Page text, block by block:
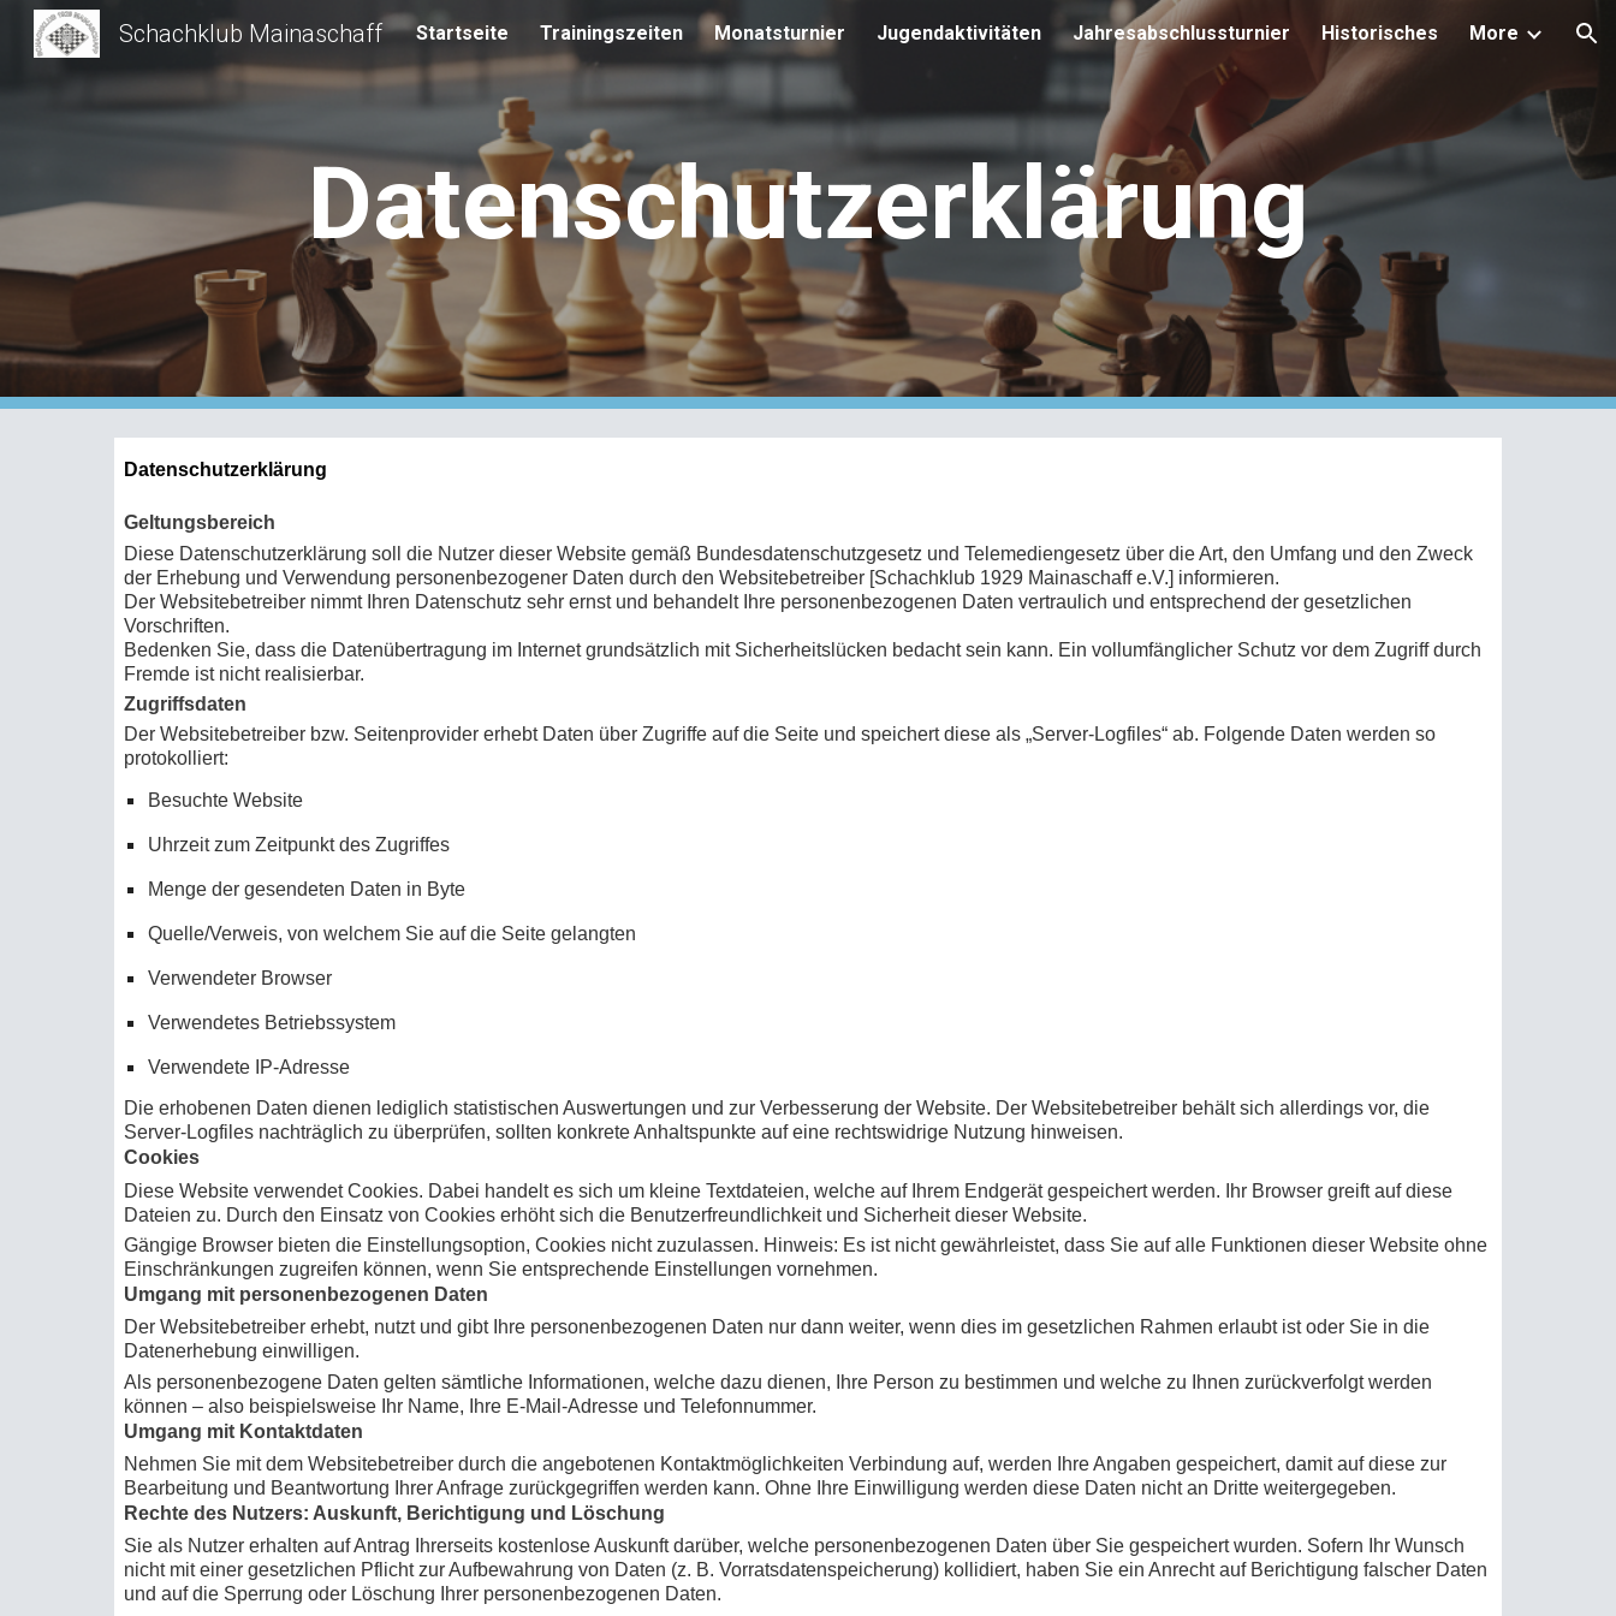
Skip to main content Skip to navigation
Schachklub Mainaschaff Startseite Trainingszeiten Monatsturnier Jugendaktivitäten Jahresabschlussturnier Historisches More
Datenschutzerklärung
Datenschutzerklärung
Geltungsbereich
Diese Datenschutzerklärung soll die Nutzer dieser Website gemäß Bundesdatenschutzgesetz und Telemediengesetz über die Art, den Umfang und den Zweck
der Erhebung und Verwendung personenbezogener Daten durch den Websitebetreiber [Schachklub 1929 Mainaschaff e.V.] informieren.
Der Websitebetreiber nimmt Ihren Datenschutz sehr ernst und behandelt Ihre personenbezogenen Daten vertraulich und entsprechend der gesetzlichen
Vorschriften.
Bedenken Sie, dass die Datenübertragung im Internet grundsätzlich mit Sicherheitslücken bedacht sein kann. Ein vollumfänglicher Schutz vor dem Zugriff durch
Fremde ist nicht realisierbar.
Zugriffsdaten
Der Websitebetreiber bzw. Seitenprovider erhebt Daten über Zugriffe auf die Seite und speichert diese als „Server-Logfiles“ ab. Folgende Daten werden so
protokolliert:
Besuchte Website
Uhrzeit zum Zeitpunkt des Zugriffes
Menge der gesendeten Daten in Byte
Quelle/Verweis, von welchem Sie auf die Seite gelangten
Verwendeter Browser
Verwendetes Betriebssystem
Verwendete IP-Adresse
Die erhobenen Daten dienen lediglich statistischen Auswertungen und zur Verbesserung der Website. Der Websitebetreiber behält sich allerdings vor, die
Server-Logfiles nachträglich zu überprüfen, sollten konkrete Anhaltspunkte auf eine rechtswidrige Nutzung hinweisen.
Cookies
Diese Website verwendet Cookies. Dabei handelt es sich um kleine Textdateien, welche auf Ihrem Endgerät gespeichert werden. Ihr Browser greift auf diese
Dateien zu. Durch den Einsatz von Cookies erhöht sich die Benutzerfreundlichkeit und Sicherheit dieser Website.
Gängige Browser bieten die Einstellungsoption, Cookies nicht zuzulassen. Hinweis: Es ist nicht gewährleistet, dass Sie auf alle Funktionen dieser Website ohne
Einschränkungen zugreifen können, wenn Sie entsprechende Einstellungen vornehmen.
Umgang mit personenbezogenen Daten
Der Websitebetreiber erhebt, nutzt und gibt Ihre personenbezogenen Daten nur dann weiter, wenn dies im gesetzlichen Rahmen erlaubt ist oder Sie in die
Datenerhebung einwilligen.
Als personenbezogene Daten gelten sämtliche Informationen, welche dazu dienen, Ihre Person zu bestimmen und welche zu Ihnen zurückverfolgt werden
können – also beispielsweise Ihr Name, Ihre E-Mail-Adresse und Telefonnummer.
Umgang mit Kontaktdaten
Nehmen Sie mit dem Websitebetreiber durch die angebotenen Kontaktmöglichkeiten Verbindung auf, werden Ihre Angaben gespeichert, damit auf diese zur
Bearbeitung und Beantwortung Ihrer Anfrage zurückgegriffen werden kann. Ohne Ihre Einwilligung werden diese Daten nicht an Dritte weitergegeben.
Rechte des Nutzers: Auskunft, Berichtigung und Löschung
Sie als Nutzer erhalten auf Antrag Ihrerseits kostenlose Auskunft darüber, welche personenbezogenen Daten über Sie gespeichert wurden. Sofern Ihr Wunsch
nicht mit einer gesetzlichen Pflicht zur Aufbewahrung von Daten (z. B. Vorratsdatenspeicherung) kollidiert, haben Sie ein Anrecht auf Berichtigung falscher Daten
und auf die Sperrung oder Löschung Ihrer personenbezogenen Daten.